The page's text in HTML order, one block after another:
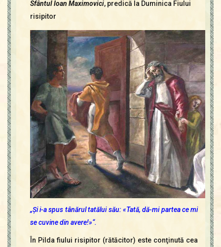
Calendar
Glosar
Repere
Contact
Sfântul Ioan Maximovici, predică la Duminica Fiului
risipitor
„Şi i-a spus tânărul tatălui său: «Tată, dă-mi partea ce mi
se cuvine din avere!»“.
În Pilda fiului risipitor (rătăcitor) este conţinută cea